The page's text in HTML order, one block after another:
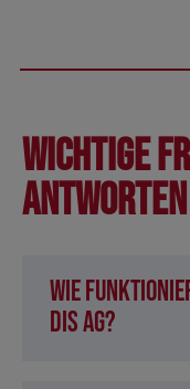
Wichtige
Antworten
Wie
DIS AG?